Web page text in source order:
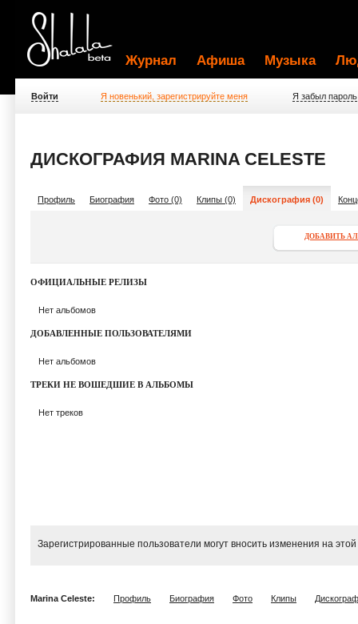
Журнал Афиша Музыка
Войти Я новенький, зарегистрируйте меня Я забыл пароль
ДИСКОГРАФИЯ MARINA CELESTE
Профиль Биография Фото (0) Клипы (0) Дискография (0)
ДОБАВИТЬ
ОФИЦИАЛЬНЫЕ РЕЛИЗЫ
Нет альбомов
ДОБАВЛЕННЫЕ ПОЛЬЗОВАТЕЛЯМИ
Нет альбомов
ТРЕКИ НЕ ВОШЕДШИЕ В АЛЬБОМЫ
Нет треков
Зарегистрированные пользователи могут вносить изменения на
Marina Celeste: Профиль Биография Фото Клипы